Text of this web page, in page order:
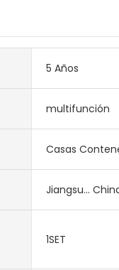
5 Años
multifunción
Casas
Jiangsu...
1SET